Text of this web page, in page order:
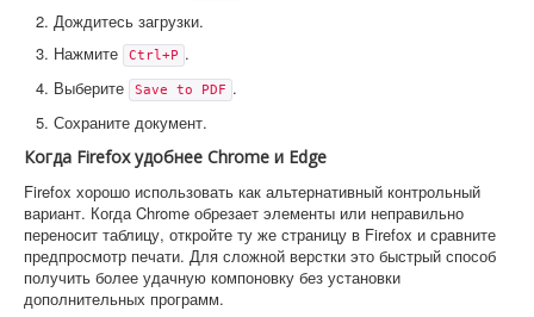
Дождитесь загрузки.
Нажмите
Ctrl+P .
Выберите
Save to PDF .
Сохраните документ.
Когда Firefox удобнее Chrome и Edge
Firefox хорошо использовать как альтернативный контрольный
вариант. Когда Chrome обрезает элементы или неправильно
переносит таблицу, откройте ту же страницу в Firefox и сравните
предпросмотр печати. Для сложной верстки это быстрый способ
получить более удачную компоновку без установки
дополнительных программ.